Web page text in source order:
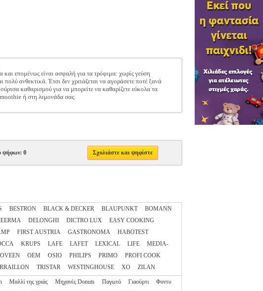
επομένως είναι ασφαλή για τα τρόφιμα: χωρίς γεύση
ανθεκτικά. Έτσι δεν χρειάζεται να αγοράσετε ποτέ ξανά
καθαρισμού για να μπορείτε να καθαρίζετε εύκολα τα
ή στη λεμονάδα σας.
ψήφων: 0 Σχολιάστε και ψηφίστε
BESTRON BLACK & DECKER BLAUPUNKT
BOMANN
DELONGHI DICTRO LUX
EASY COOKING
FIRST AUSTRIA GASTRONOMA
HABOTEST
KRUPS LAFE LAFET LEXICAL LIFE
MEDIA-
OEM OSIO PHILIPS PRIMO
PROFI COOK
TRISTAR WESTINGHOUSE XO ZILAN
Μαλλί της γριάς Μηχανές Donuts Παγωτό Γιαούρτι
Φοντυ